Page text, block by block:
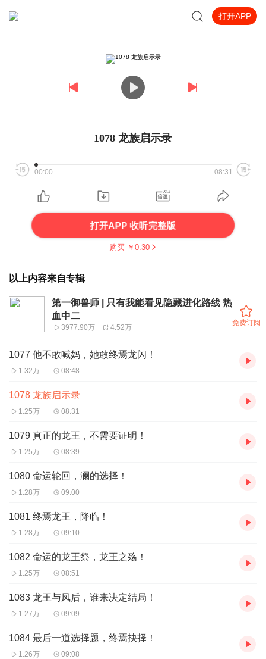
打开APP
1078 龙族启示录
00:00 08:31
打开APP 收听完整版
购买 ￥ 0.30
以上内容来自专辑
第一御兽师 | 只有我能看见隐藏进化路线 热
血中二
3977.90万 4.52万
免费订阅
1077 他不敢喊妈，她敢终焉龙闪！
1.32万 08:48
1078 龙族启示录
1.25万 08:31
1079 真正的龙王，不需要证明！
1.25万 08:39
1080 命运轮回，澜的选择！
1.28万 09:00
1081 终焉龙王，降临！
1.28万 09:10
1082 命运的龙王祭，龙王之殇！
1.25万 08:51
1083 龙王与凤后，谁来决定结局！
1.27万 09:09
1084 最后一道选择题，终焉抉择！
1.26万 09:08